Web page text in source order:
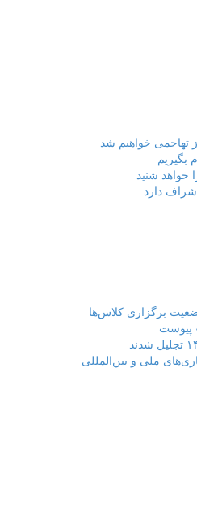
تهاجمی خواهیم شد
بگیریم
خواهد شنید
دارد
برگزاری کلاس‌ها
پیوست
ملی و بین‌المللی